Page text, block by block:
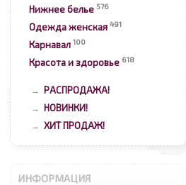
Нижнее белье 576
Одежда женская 491
Карнавал 100
Красота и здоровье 618
→ РАСПРОДАЖА!
→ НОВИНКИ!
→ ХИТ ПРОДАЖ!
ИНФОРМАЦИЯ